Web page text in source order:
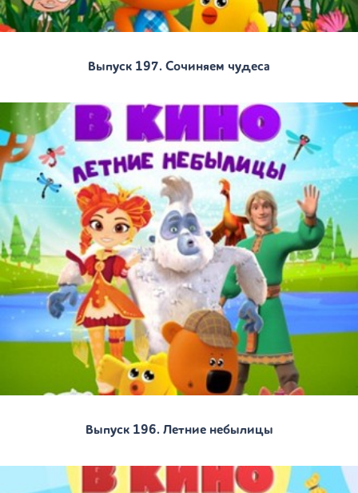
Выпуск 197. Сочиняем чудеса
Выпуск 196. Летние небылицы